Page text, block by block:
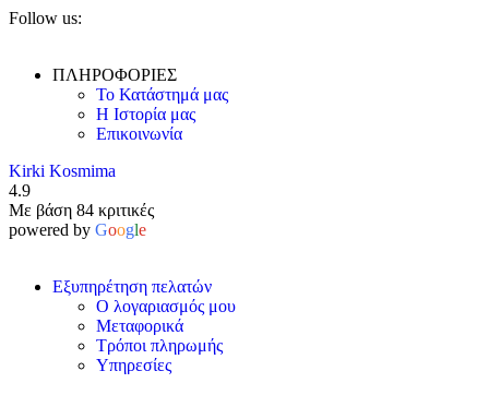
Follow us:
ΠΛΗΡΟΦΟΡΙΕΣ
Το Κατάστημά μας
Η Ιστορία μας
Επικοινωνία
Kirki Kosmima
4.9
Με βάση 84 κριτικές
powered by Google
Εξυπηρέτηση πελατών
Ο λογαριασμός μου
Μεταφορικά
Τρόποι πληρωμής
Υπηρεσίες